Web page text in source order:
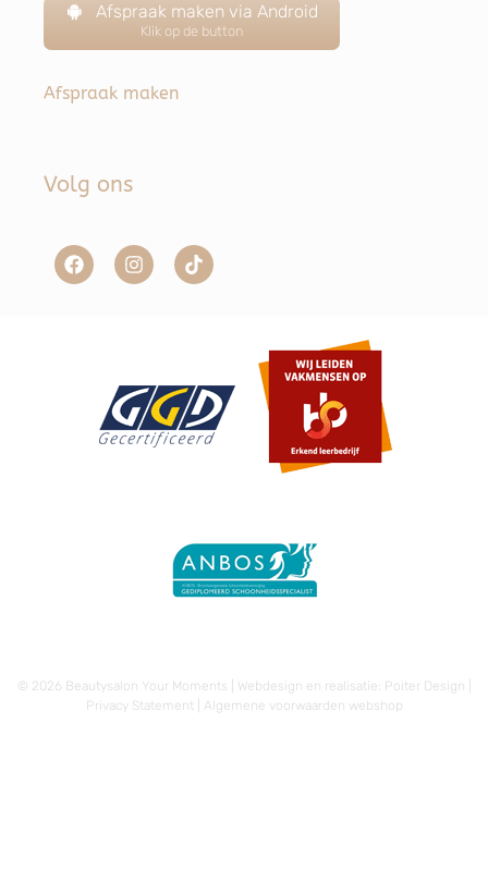
Afspraak maken via Android
Klik op de button
Afspraak maken
Volg ons
© 2026 Beautysalon Your Moments | Webdesign en realisatie: Poiter Design
Privacy Statement
Algemene voorwaarden webshop